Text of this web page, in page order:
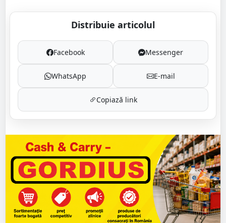
Distribuie articolul
Facebook Messenger
WhatsApp E-mail
Copiază link